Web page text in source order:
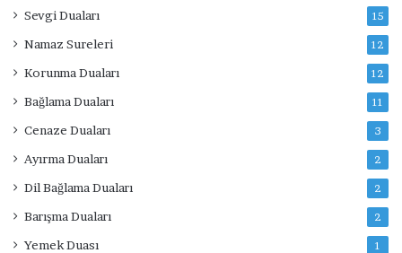
Sevgi Duaları 15
Namaz Sureleri 12
Korunma Duaları 12
Bağlama Duaları 11
Cenaze Duaları 3
Ayırma Duaları 2
Dil Bağlama Duaları 2
Barışma Duaları 2
Yemek Duası 1